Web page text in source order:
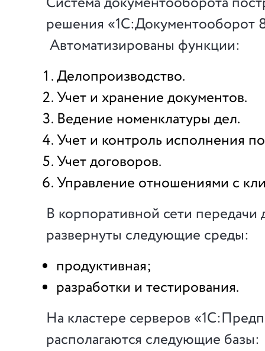
решения
Автоматизированы функции:
Делопроизводство.
Учет и хранение документов.
Ведение номенклатуры дел.
Учет и контроль исполнения
Учет договоров.
Управление отношениями с
В корпоративной сети передачи
развернуты следующие среды:
продуктивная;
разработки и тестирования.
На кластере серверов
располагаются следующие базы: